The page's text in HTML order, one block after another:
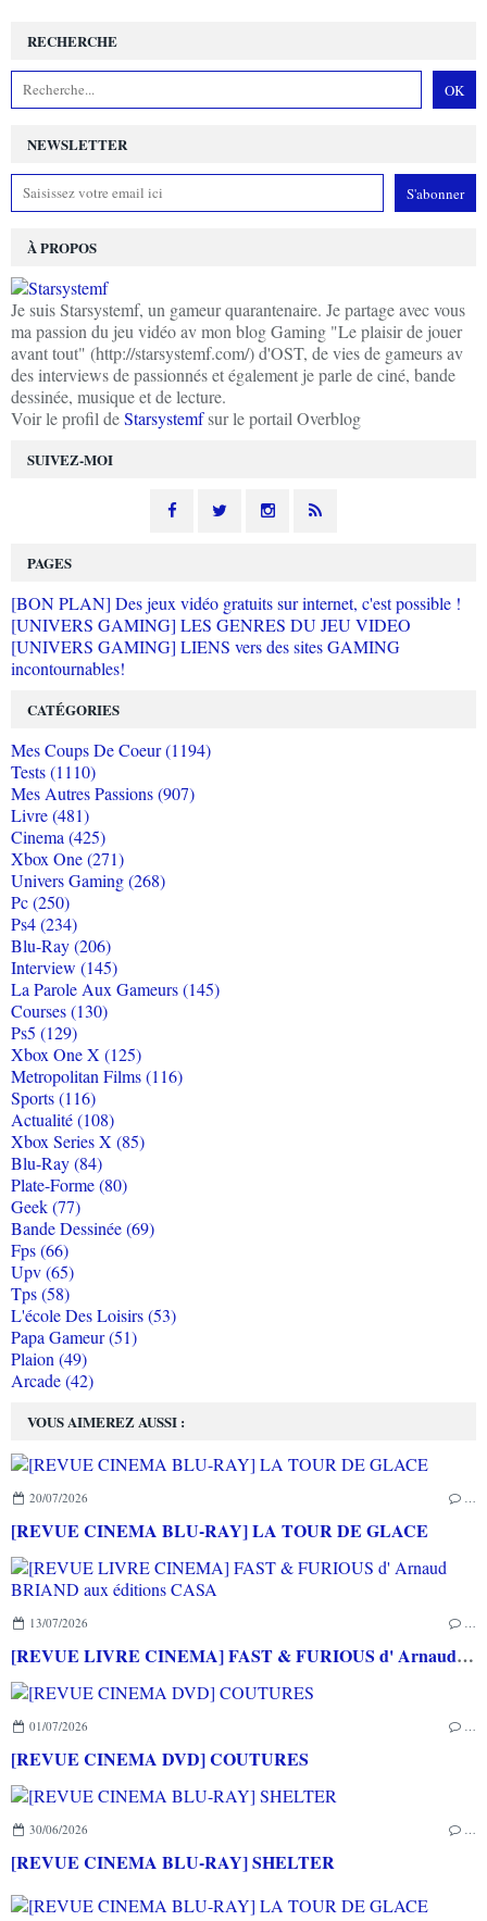
NEWSLETTER
SUIVEZ-MOI
RECHERCHE
À PROPOS
Je suis Starsystemf, un gameur quarantenaire. Je partage avec vous
ma passion du jeu vidéo av mon blog Gaming "Le plaisir de jouer
avant tout" (http://starsystemf.com/) d'OST, de vies de gameurs av
des interviews de passionnés et également je parle de ciné, bande
dessinée, musique et de lecture.
Voir le profil deStarsystemfsur le portail Overblog
VOUS AIMEREZ AUSSI :
20/07/2026 …
[REVUE CINEMA BLU-RAY] LA TOUR DE GLACE
13/07/2026 …
[REVUE LIVRE CINEMA] FAST & FURIOUS d' Arnaud BRIAND aux éditions CASA
01/07/2026 …
[REVUE CINEMA DVD] COUTURES
30/06/2026 …
[REVUE CINEMA BLU-RAY] SHELTER
PAGES
[BON PLAN] Des jeux vidéo gratuits sur internet, c'est possible !
[UNIVERS GAMING] LES GENRES DU JEU VIDEO
[UNIVERS GAMING] LIENS vers des sites GAMING
incontournables!
CATÉGORIES
Mes Coups De Coeur (1194)
Tests (1110)
Mes Autres Passions (907)
Livre (481)
Cinema (425)
Xbox One (271)
Univers Gaming (268)
Pc (250)
Ps4 (234)
Blu-Ray (206)
Interview (145)
La Parole Aux Gameurs (145)
Courses (130)
Ps5 (129)
Xbox One X (125)
Metropolitan Films (116)
Sports (116)
Actualité (108)
Xbox Series X (85)
Blu-Ray (84)
Plate-Forme (80)
Geek (77)
Bande Dessinée (69)
Fps (66)
Upv (65)
Tps (58)
L'école Des Loisirs (53)
Papa Gameur (51)
Plaion (49)
Arcade (42)